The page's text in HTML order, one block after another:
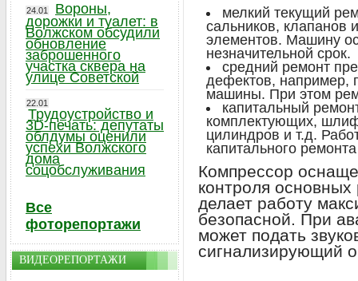
мелкий текущий
сальников, клапанов
элементов. Машину
незначительной срок.
средний ремонт
дефектов, например,
машины. При этом
капитальный
комплектующих,
цилиндров и т.д.
капитального
Компрессор
контроля
делает работу
безопасной. При
может подать
сигнализирующий
24.01
Вороны,
дорожки и туалет: в
Волжском обсудили
обновление
заброшенного
участка сквера на
улице Советской
22.01
Трудоустройство и
3D-печать: депутаты
облдумы оценили
успехи Волжского
дома
соцобслуживания
Все
фоторепортажи
ВИДЕОРЕПОРТАЖИ